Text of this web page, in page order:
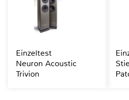
Einzeltest
Neuron Acoustic
Trivion